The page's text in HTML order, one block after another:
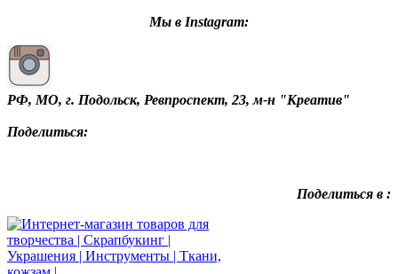
Мы в Instagram:
РФ, МО, г. Подольск, Ревпроспект, 23, м-н "Креатив"
Поделиться:
Поделиться в :